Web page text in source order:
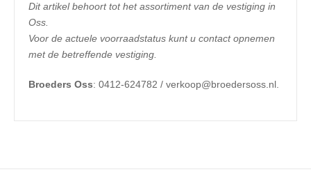
Dit artikel behoort tot het assortiment van de vestiging in
Oss.
Voor de actuele voorraadstatus kunt u contact opnemen
met de betreffende vestiging.
Broeders Oss: 0412-624782 / verkoop@broedersoss.nl.